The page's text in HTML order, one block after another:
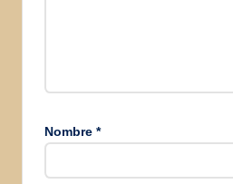
Nombre *